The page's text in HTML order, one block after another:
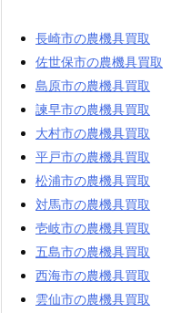
長崎市の農機具買取
佐世保市の農機具買取
島原市の農機具買取
諫早市の農機具買取
大村市の農機具買取
平戸市の農機具買取
松浦市の農機具買取
対馬市の農機具買取
壱岐市の農機具買取
五島市の農機具買取
西海市の農機具買取
雲仙市の農機具買取